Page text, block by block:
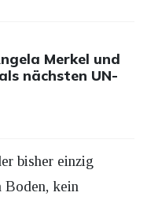
Merkel und
nächsten UN-
bisher einzig
Boden, kein